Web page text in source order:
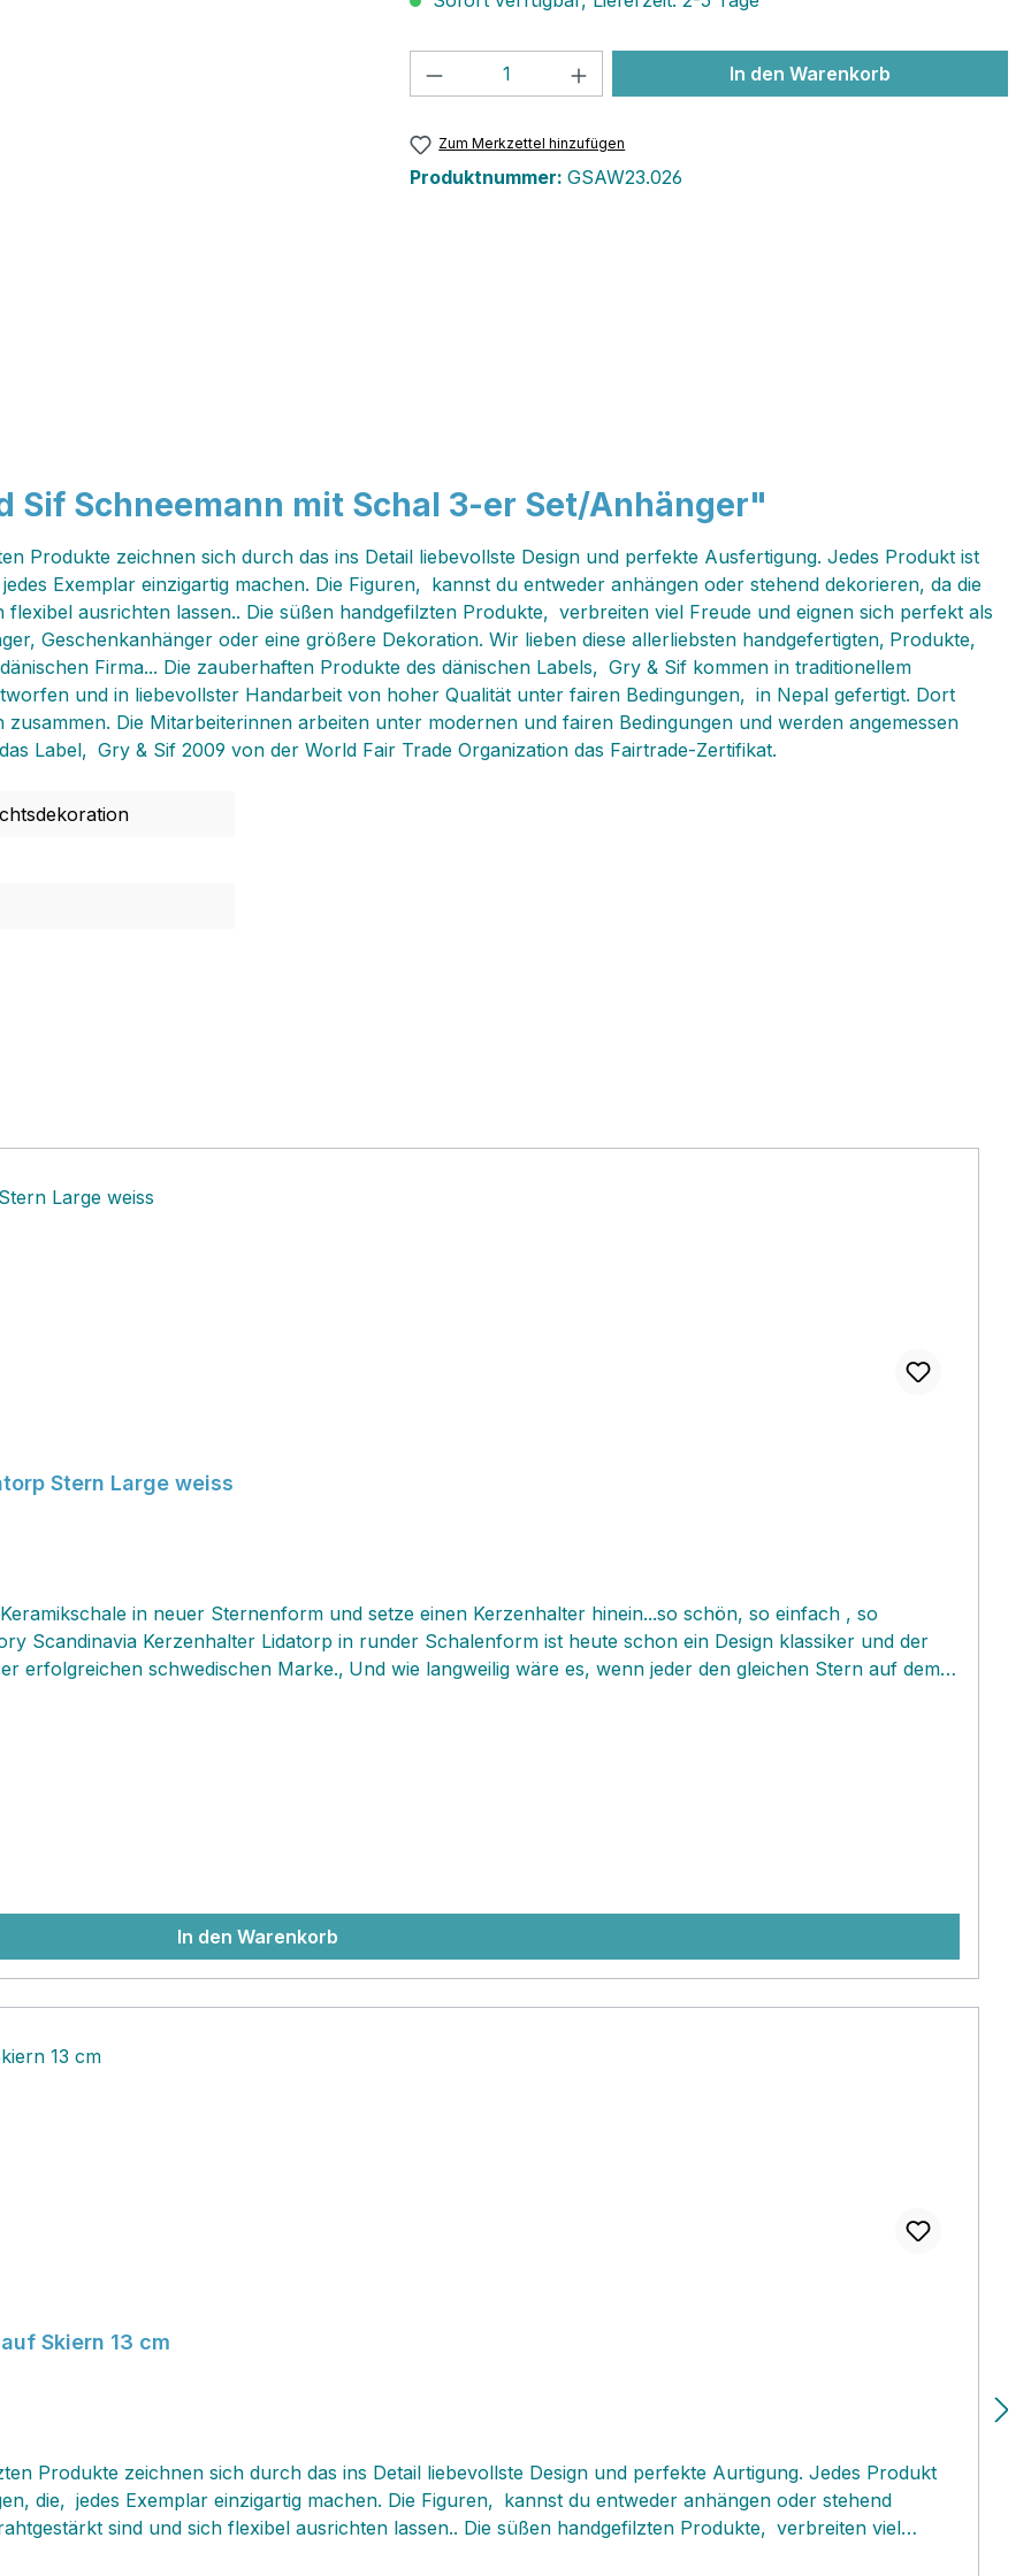
Produkt Anzahl: Gib den gewünschten Wert
In den Warenkorb
Zum Merkzettel hinzufügen
Produktnummer: GSAW23.026
Schneemann mit Schal 3-er Set/Anhänger"
Produkte zeichnen sich durch das ins Detail liebevollste Design und perfekte Ausfertigung. Jedes Produkt ist
Exemplar einzigartig machen. Die Figuren‚ kannst du entweder anhängen oder stehend dekorieren, da die
ausrichten lassen.. Die süßen handgefilzten Produkte‚ verbreiten viel Freude und eignen sich perfekt als
Geschenkanhänger oder eine größere Dekoration. Wir lieben diese allerliebsten handgefertigten‚ Produkte‚
Firma... Die zauberhaften Produkte des dänischen Labels‚ Gry & Sif kommen in traditionellem
und in liebevollster Handarbeit von hoher Qualität unter fairen Bedingungen‚ in Nepal gefertigt. Dort
Die Mitarbeiterinnen arbeiten unter modernen und fairen Bedingungen und werden angemessen
Label‚ Gry & Sif 2009 von der World Fair Trade Organization das Fairtrade-Zertifikat.
Stern Large weiss
in neuer Sternenform und setze einen Kerzenhalter hinein...so schön, so einfach , so
Scandinavia Kerzenhalter Lidatorp in runder Schalenform ist heute schon ein Design klassiker und der
erfolgreichen schwedischen Marke.‚ Und wie langweilig wäre es, wenn jeder den gleichen Stern auf dem
will love it!!! Der Kerzenständer Lidatorp lässt sich mit handelsüblichen Stabkerzen bestücken.Der
Unterschiede im Ton und Grösse vorkommen und sind charakteristisch für Handgearbeitetes. Falls dein
Dekorationen davontragen sollte, kriegst du sie am besten mit einem Schmutzradierer weg
In den Warenkorb
Skiern 13 cm
Produkte zeichnen sich durch das ins Detail liebevollste Design und perfekte Aurtigung. Jedes Produkt
die‚ jedes Exemplar einzigartig machen. Die Figuren‚ kannst du entweder anhängen oder stehend
sind und sich flexibel ausrichten lassen.. Die süßen handgefilzten Produkte‚ verbreiten viel